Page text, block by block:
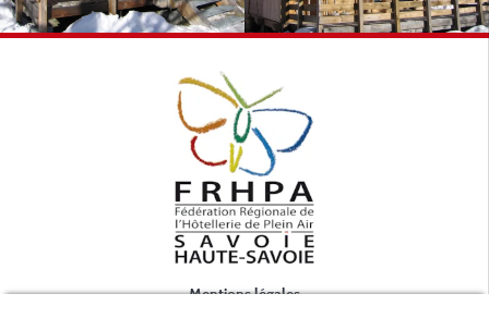
Mentions légales